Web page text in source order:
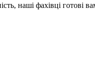
наші фахівці готові